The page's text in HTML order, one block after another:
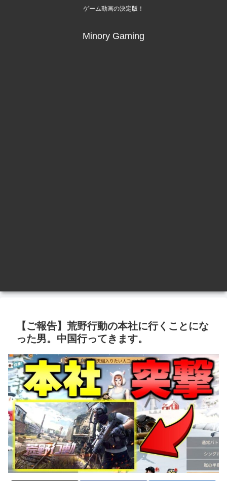
ゲーム動画の決定版！
Minory Gaming
【ご報告】荒野行動の本社に行くことにな
った男。中国行ってきます。